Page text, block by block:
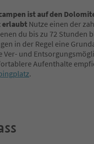
ist auf den
erlaubt Nutze einen der
du bis zu 72 Stunden
in der Regel eine
Ver- und
Aufenthalte
.